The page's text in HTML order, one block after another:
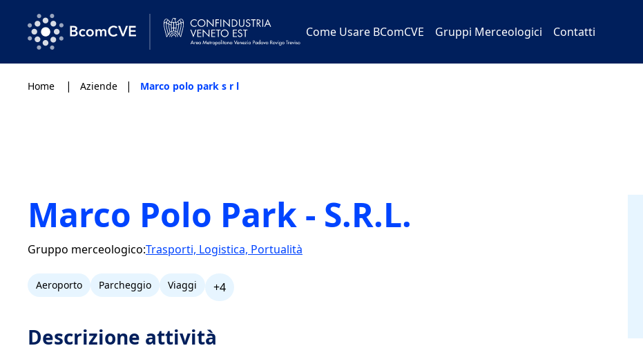
Come Usare BComCVE Gruppi Merceologici Contatti
Home | Aziende | Marco polo park s r l
Marco Polo Park - S.R.L.
Gruppo merceologico:Trasporti, Logistica, Portualità
Aeroporto Parcheggio Viaggi +4
Descrizione attività